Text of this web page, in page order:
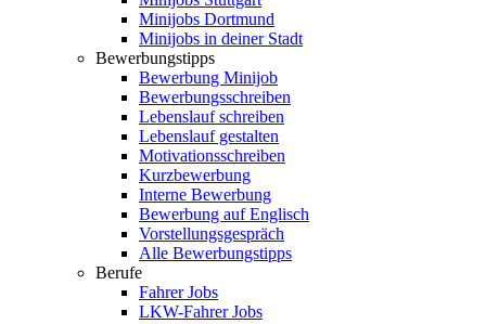
Minijobs Dortmund
Minijobs in deiner Stadt
Bewerbungstipps
Bewerbung Minijob
Bewerbungsschreiben
Lebenslauf schreiben
Lebenslauf gestalten
Motivationsschreiben
Kurzbewerbung
Interne Bewerbung
Bewerbung auf Englisch
Vorstellungsgespräch
Alle Bewerbungstipps
Berufe
Fahrer Jobs
LKW-Fahrer Jobs